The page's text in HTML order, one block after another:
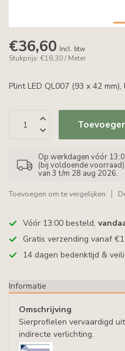
€36,60 Incl. btw
Stukprijs: €18,30 / Meter
Plint LED QL007 (93 x 42
Op werkdagen vóór
(bij voldoende
van 3 t/m 28 aug 2026.
Toevoegen om te vergelijken
Vóór 13:00 besteld,
Gratis verzending vanaf
14 dagen bedenktijd &
Informatie
Omschrijving
Sierprofielen vervaardigd
indirecte verlichting.